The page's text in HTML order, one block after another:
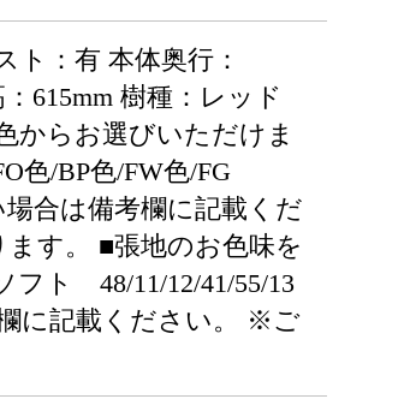
ト：有 本体奥行：
615mm 樹種：レッド
からお選びいただけま
色/BP色/FW色/FG
合は備考欄に記載くだ
す。 ■張地のお色味を
フト 48/11/12/41/55/13
に記載ください。 ※ご